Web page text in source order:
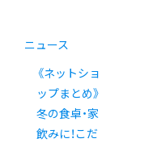
ニュース
《ネットショ
ップまとめ》
冬の食卓・家
飲みに！こだ